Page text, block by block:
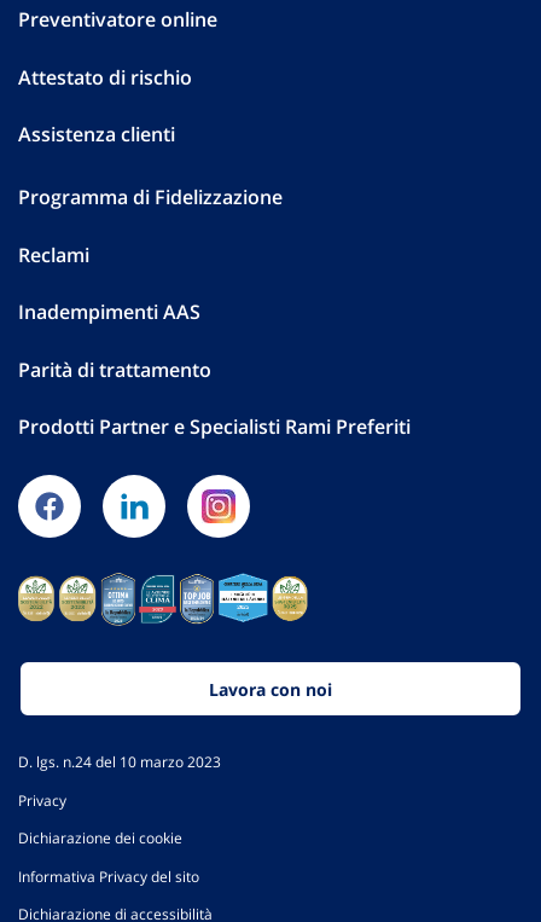
Preventivatore online
Attestato di rischio
Assistenza clienti
Programma di Fidelizzazione
Reclami
Inadempimenti AAS
Parità di trattamento
Prodotti Partner e Specialisti Rami Preferiti
Lavora con noi
D. lgs. n.24 del 10 marzo 2023
Privacy
Dichiarazione dei cookie
Informativa Privacy del sito
Dichiarazione di accessibilità